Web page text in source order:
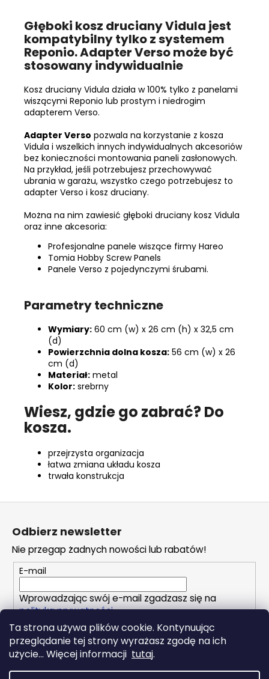
Ta strona używa plików cookie. Kontynuując
przeglądanie tej strony wyrażasz zgodę na ich
użycie... Więcej informacji tutaj.
Głęboki kosz druciany Vidula jest
kompatybilny tylko z systemem
Reponio. Adapter Verso może być
stosowany indywidualnie
Kosz druciany Vidula działa w 100% tylko z panelami
wiszącymi Reponio lub prostym i niedrogim
adapterem Verso.
Adapter Verso pozwala na korzystanie z kosza
Vidula i wszelkich innych indywidualnych akcesoriów
bez konieczności montowania paneli zasłonowych.
Na przykład, jeśli potrzebujesz przechowywać
ubrania w garażu, wszystko czego potrzebujesz to
adapter Verso i kosz druciany.
Można na nim zawiesić głęboki druciany kosz Vidula
oraz inne akcesoria:
Profesjonalne panele wiszące firmy Hareo
Tomia Hobby Screw Panels
Panele Verso z pojedynczymi śrubami.
Parametry techniczne
Wymiary: 60 cm (w) x 26 cm (h) x 32,5 cm
(d)
Powierzchnia dolna kosza: 56 cm (w) x 26
cm (d)
Materiał: metal
Kolor: srebrny
Wiesz, gdzie go zabrać? Do
kosza.
przejrzysta organizacja
łatwa zmiana układu kosza
trwała konstrukcja
S
Odbierz newsletter
Nie przegap żadnych nowości lub rabatów!
E-mail
Wprowadzając swój e-mail zgadzasz się na
polityka prywatności
ZALOGUJ SIĘ